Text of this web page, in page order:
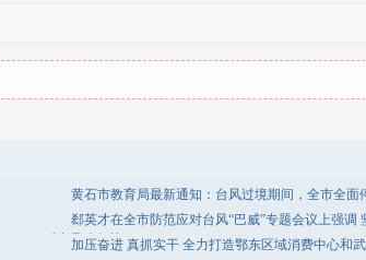
黄石市教育局最新通知：台风过境期间，全市全面
郄英才在全市防范应对台风“巴威”专题会议上强
对台风攻坚战
加压奋进 真抓实干 全力打造鄂东区域消费中心和